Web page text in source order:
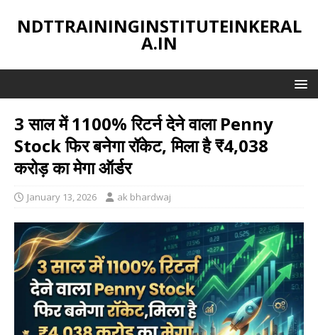
NDTTRAININGINSTITUTEINKERAL
A.IN
3 साल में 1100% रिटर्न देने वाला Penny
Stock फिर बनेगा रॉकेट, मिला है ₹4,038
करोड़ का मेगा ऑर्डर
January 13, 2026 ak bhardwaj